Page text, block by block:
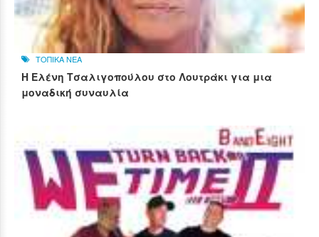
ΤΟΠΙΚΑ ΝΕΑ
Η Ελένη Τσαλιγοπούλου στο Λουτράκι για μια
μοναδική συναυλία